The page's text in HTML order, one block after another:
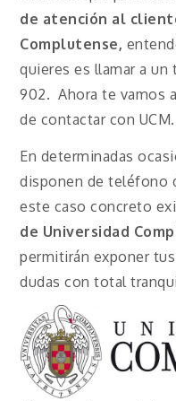
de atención al
Complutense,
quieres es llamar a
902. Ahora te vamos
de contactar con UCM.
En determinadas
disponen de teléfono
este caso concreto
de Universidad
permitirán exponer
dudas con total